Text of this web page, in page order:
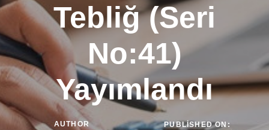
Tebliğ (Seri
No:41)
Yayımlandı
AUTHOR PUBLISHED ON: